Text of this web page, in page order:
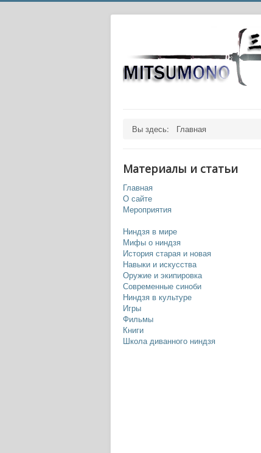
Вы здесь: Главная
Материалы и статьи
Главная
О сайте
Мероприятия
Ниндзя в мире
Мифы о ниндзя
История старая и новая
Навыки и искусства
Оружие и экипировка
Современные синоби
Ниндзя в культуре
Игры
Фильмы
Книги
Школа диванного ниндзя